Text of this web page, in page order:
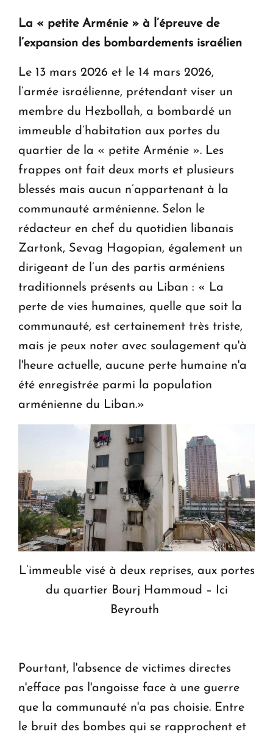
La « petite Arménie » à l’épreuve de
l’expansion des bombardements israélien
Le 13 mars 2026 et le 14 mars 2026,
l’armée israélienne, prétendant viser un
membre du Hezbollah, a bombardé un
immeuble d’habitation aux portes du
quartier de la « petite Arménie ». Les
frappes ont fait deux morts et plusieurs
blessés mais aucun n’appartenant à la
communauté arménienne. Selon le
rédacteur en chef du quotidien libanais
Zartonk, Sevag Hagopian, également un
dirigeant de l’un des partis arméniens
traditionnels présents au Liban : « La
perte de vies humaines, quelle que soit la
communauté, est certainement très triste,
mais je peux noter avec soulagement qu'à
l'heure actuelle, aucune perte humaine n'a
été enregistrée parmi la population
arménienne du Liban.»
L’immeuble visé à deux reprises, aux portes
du quartier Bourj Hammoud – Ici
Beyrouth
Pourtant, l'absence de victimes directes
n'efface pas l'angoisse face à une guerre
que la communauté n'a pas choisie. Entre
le bruit des bombes qui se rapprochent et